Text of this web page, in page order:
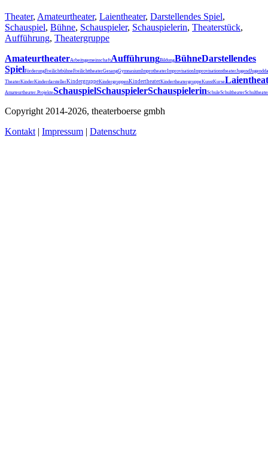
Theater, Amateurtheater, Laientheater, Darstellendes Spiel,
Schauspiel, Bühne, Schauspieler, Schauspielerin, Theaterstück,
Aufführung, Theatergruppe
AmateurtheaterArbeitsgemeinschaftAufführungBildungBühneDarstellendes
SpielFörderungFreilichtbühneFreilichttheaterGesangGymnasiumImprotheaterImprovisationImprovisationstheaterJugend
TheaterKinderKinderdarstellerKindergruppeKindergruppenKindertheaterKindertheatergruppeKunstKurse
Amateurtheater. ProjekteSchauspielSchauspielerSchauspielerinSchuleSchultheater
Copyright 2014-2026, theaterboerse gmbh
Kontakt | Impressum | Datenschutz